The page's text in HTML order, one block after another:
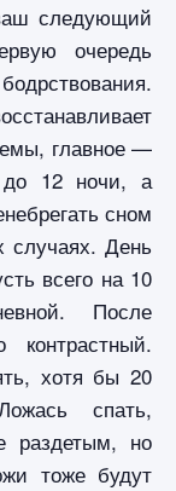
следующий
очередь
главное —
до 12 ночи, а
сном
случаях. День
всего на 10
После
хотя бы 20
спать,
раздетым, но
тоже будут